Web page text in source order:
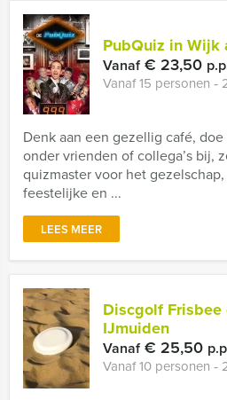
PubQuiz in Wijk
Vanaf€ 23,50
Vanaf 15 personen ‐
Denk aan een gezellig café,
onder vrienden of collega’s bij,
quizmaster voor het
feestelijke en ...
LEES MEER
Discgolf
IJmuiden
Vanaf€ 25,50
Vanaf 10 personen ‐